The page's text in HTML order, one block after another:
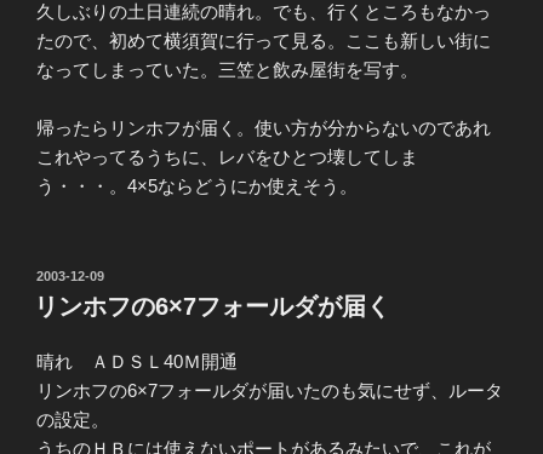
久しぶりの土日連続の晴れ。でも、行くところもなかっ
たので、初めて横須賀に行って見る。ここも新しい街に
なってしまっていた。三笠と飲み屋街を写す。
帰ったらリンホフが届く。使い方が分からないのであれ
これやってるうちに、レバをひとつ壊してしま
う・・・。4×5ならどうにか使えそう。
投
稿
日:
2003-12-09
リンホフの6×7フォールダが届く
晴れ ＡＤＳＬ40Ｍ開通
リンホフの6×7フォールダが届いたのも気にせず、ルータ
の設定。
うちのＨＢには使えないポートがあるみたいで、これが